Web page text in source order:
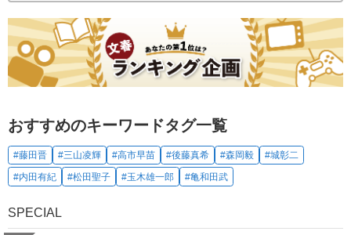
おすすめのキーワードタグ一覧
#藤田晋 #三山凌輝 #高市早苗 #後藤真希 #森岡毅
#城彰二
#内田有紀
#松田聖子 #玉木雄一郎 #亀和田武
SPECIAL